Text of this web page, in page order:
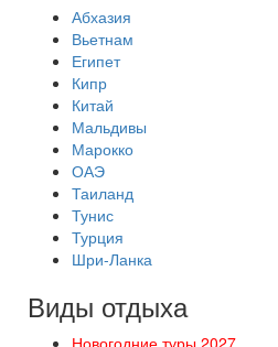
Абхазия
Вьетнам
Египет
Кипр
Китай
Мальдивы
Марокко
ОАЭ
Таиланд
Тунис
Турция
Шри-Ланка
Виды отдыха
Новогодние туры 2027